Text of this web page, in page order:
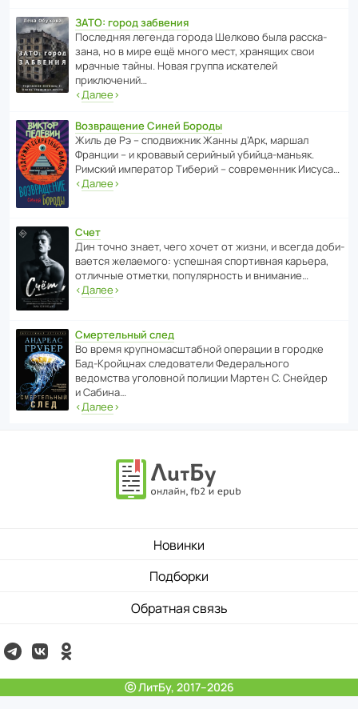
ЗАТО: город забвения
После­дняя легенда города Шелково была расска­
зана, но в мире ещё много мест, хранящих свои
мрачные тайны. Новая группа иска­телей
приключений…
‹Далее›
Возвращение Синей Бороды
Жиль де Рэ – спод­ви­жник Жанны д’Арк, маршал
Франции – и кровавый серийный убийца-маньяк.
Римский импе­ратор Тиберий – совре­менник Иисуса…
‹Далее›
Счет
Дин точно знает, чего хочет от жизни, и всегда доби­
ва­ется жела­е­мого: успе­шная спор­ти­вная карьера,
отли­чные отметки, попу­ля­р­ность и внимание…
‹Далее›
Смертельный след
Во время круп­но­мас­ш­та­бной операции в городке
Бад‑Крой­цнах следо­ва­тели Феде­раль­ного
ведомства уголо­вной полиции Мартен С. Снейдер
и Сабина…
‹Далее›
Новинки
Подборки
Обратная связь
ⓒ ЛитБу, 2017–2026